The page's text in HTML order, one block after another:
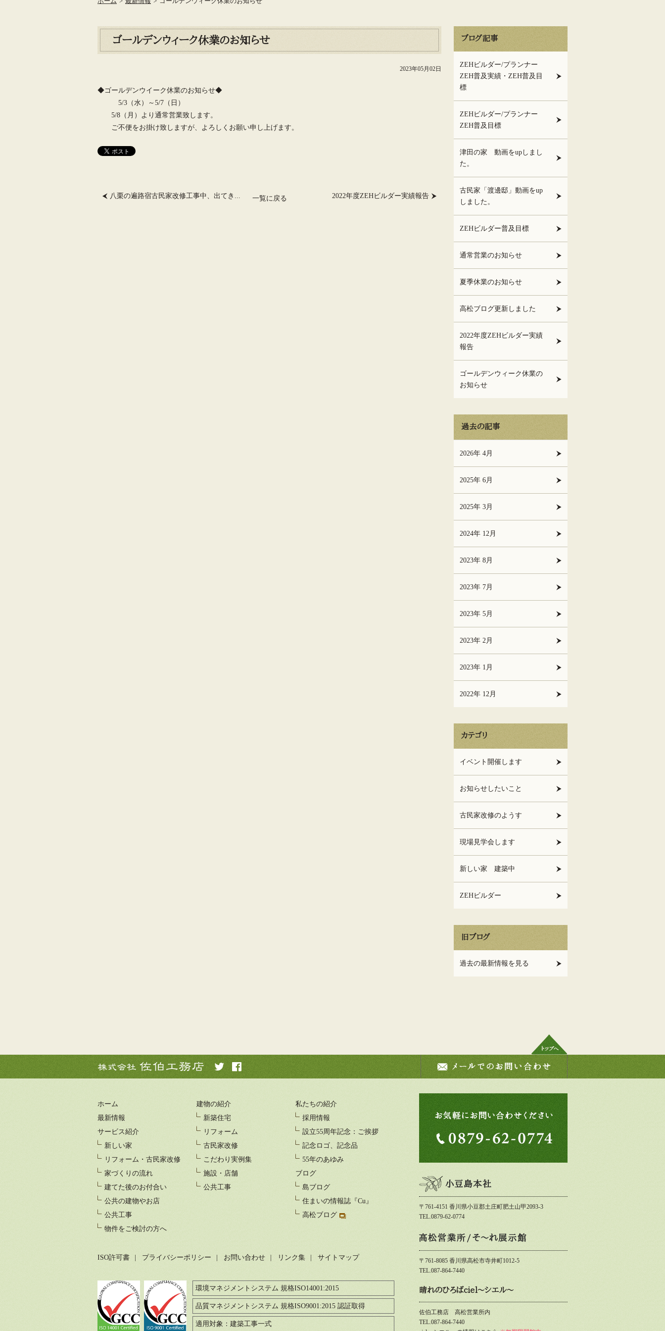
ゴールデンウィーク休業のお知らせ
2023年05月02日
◆ゴールデンウイーク休業のお知らせ◆
5/3（水）～5/7（日）
5/8（月）より通常営業致します。
ご不便をお掛け致しますが、よろしくお願い申し上げます。
八栗の遍路宿古民家改修工事中、出てき... 2022年度ZEHビルダー実績報告
一覧に戻る
ブログ記事
ZEHビルダー/プランナー
ZEH普及実績・ZEH普及目
標
ZEHビルダー/プランナー
ZEH普及目標
津田の家 動画をupしまし
た。
古民家「渡邊邸」動画をup
しました。
ZEHビルダー普及目標
通常営業のお知らせ
夏季休業のお知らせ
高松ブログ更新しました
2022年度ZEHビルダー実績
報告
ゴールデンウィーク休業の
お知らせ
過去の記事
2026年 4月
2025年 6月
2025年 3月
2024年 12月
2023年 8月
2023年 7月
2023年 5月
2023年 2月
2023年 1月
2022年 12月
カテゴリ
イベント開催します
お知らせしたいこと
古民家改修のようす
現場見学会します
新しい家 建築中
ZEHビルダー
旧ブログ
過去の最新情報を見る
ホーム
最新情報
サービス紹介
新しい家
リフォーム・古民家改修
家づくりの流れ
建てた後のお付合い
公共の建物やお店
公共工事
物件をご検討の方へ
建物の紹介
新築住宅
リフォーム
古民家改修
こだわり実例集
施設・店舗
公共工事
私たちの紹介
採用情報
設立55周年記念：ご挨拶
記念ロゴ、記念品
55年のあゆみ
ブログ
島ブログ
住まいの情報誌『Cu』
高松ブログ
ISO許可書 プライバシーポリシー お問い合わせ リンク集 サイトマップ
環境マネジメントシステム 規格ISO14001:2015
品質マネジメントシステム 規格ISO9001:2015 認証取得
適用対象：建築工事一式
〒761-4151 香川県小豆郡土庄町肥土山甲2093-3
TEL.0879-62-0774
〒761-8085 香川県高松市寺井町1012-5
TEL.087-864-7440
晴れのひろばciel～シエル～
佐伯工務店 高松営業所内
TEL.087-864-7440